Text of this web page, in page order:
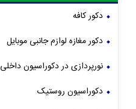
دکور کافه
دکور مغازه لوازم جانبی موبایل
نورپردازی در دکوراسیون داخلی
دکوراسیون روستیک